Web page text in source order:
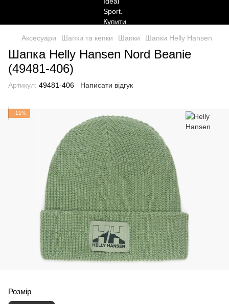
Аксесуари Шапки та кепки Шапки Шапки Helly Hansen
Шапка Helly Hansen Nord Beanie
(49481-406)
Артикул: 49481-406 Написати відгук
−11%
Розмір